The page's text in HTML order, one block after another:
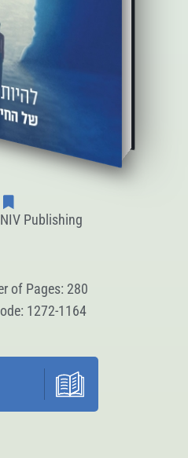
Publishing
of Pages: 280
1272-1164